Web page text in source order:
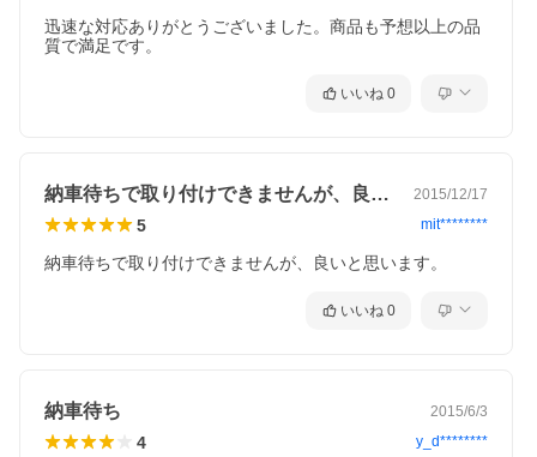
迅速な対応ありがとうございました。商品も予想以上の品
質で満足です。
いいね 0
納車待ちで取り付けできませんが、良いと… 2015/12/17
5 mit********
納車待ちで取り付けできませんが、良いと思います。
いいね 0
納車待ち 2015/6/3
4 y_d********